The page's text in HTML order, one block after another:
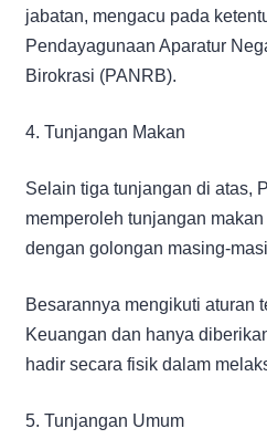
jabatan, mengacu pada
Pendayagunaan Aparatur
Birokrasi (PANRB).
4. Tunjangan Makan
Selain tiga tunjangan di atas,
memperoleh tunjangan
dengan golongan masing-
Besarannya mengikuti aturan
Keuangan dan hanya
hadir secara fisik dalam
5. Tunjangan Umum